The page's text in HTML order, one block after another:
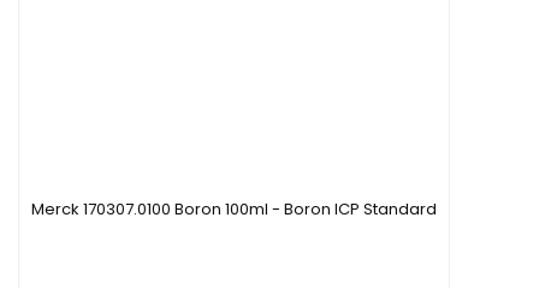
Merck 170307.0100 Boron 100ml - Boron ICP Standard